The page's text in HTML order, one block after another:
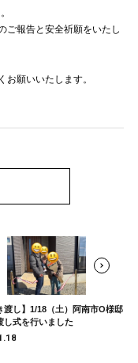
ご報告と安全祈願をいたし
願いいたします。
渡し】1/18（土）阿南市O様邸
し式を行いました